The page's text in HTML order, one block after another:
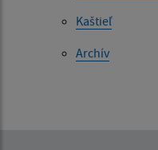
Kaštieľ
Archív